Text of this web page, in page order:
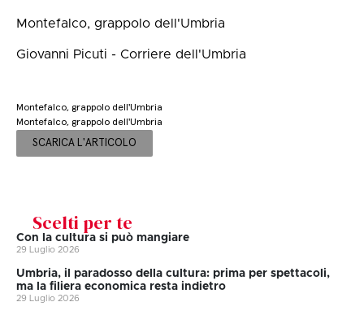
Montefalco, grappolo dell'Umbria
Giovanni Picuti - Corriere dell'Umbria
Montefalco, grappolo dell'Umbria
Montefalco, grappolo dell'Umbria
SCARICA L'ARTICOLO
Scelti per te
Con la cultura si può mangiare
29 Luglio 2026
Umbria, il paradosso della cultura: prima per spettacoli,
ma la filiera economica resta indietro
29 Luglio 2026